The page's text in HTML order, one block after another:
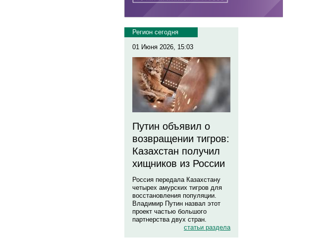
Регион сегодня
01 Июня 2026, 15:03
Путин объявил о
возвращении тигров:
Казахстан получил
хищников из России
Россия передала Казахстану
четырех амурских тигров для
восстановления популяции.
Владимир Путин назвал этот
проект частью большого
партнерства двух стран.
статьи раздела